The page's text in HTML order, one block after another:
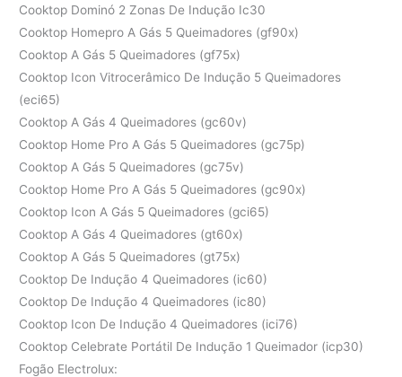
Cooktop Dominó 2 Zonas De Indução Ic30
Cooktop Homepro A Gás 5 Queimadores (gf90x)
Cooktop A Gás 5 Queimadores (gf75x)
Cooktop Icon Vitrocerâmico De Indução 5 Queimadores
(eci65)
Cooktop A Gás 4 Queimadores (gc60v)
Cooktop Home Pro A Gás 5 Queimadores (gc75p)
Cooktop A Gás 5 Queimadores (gc75v)
Cooktop Home Pro A Gás 5 Queimadores (gc90x)
Cooktop Icon A Gás 5 Queimadores (gci65)
Cooktop A Gás 4 Queimadores (gt60x)
Cooktop A Gás 5 Queimadores (gt75x)
Cooktop De Indução 4 Queimadores (ic60)
Cooktop De Indução 4 Queimadores (ic80)
Cooktop Icon De Indução 4 Queimadores (ici76)
Cooktop Celebrate Portátil De Indução 1 Queimador (icp30)
Fogão Electrolux: